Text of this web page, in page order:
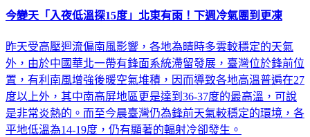
今變天「入夜低溫探15度」北東有雨！下週冷氣團到更凍
昨天受高壓迴流偏南風影響，各地為晴時多雲較穩定的天氣
外，由於中國華北一帶有鋒面系統滯留發展，臺灣位於鋒前位
置，有利南風增強後暖空氣堆積，因而導致各地高溫普遍在27
度以上外，其中南高屏地區更是達到36-37度的最高溫，可說
是非常炎熱的。而至今晨臺灣仍為鋒前天氣較穩定的環境，各
平地低溫為14-19度，仍有顯著的輻射冷卻發生。